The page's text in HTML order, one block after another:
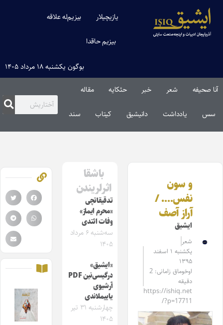
یازیچیلار بیزیم‌له علاقه
بیزیم حاقدا
بوگون یکشنبه ۱۸ مرداد ۱۴۰۵
آنا صحیفه شعر خبر حئکایه مقاله‌
سس یادداشت دانیشیق کیتاب سند
و سون
نفس…. /
آراز آصف
ایشیق
شعر
یکشنبه ۱ اسفند
۱۳۹۵
اوخوماق زامانی: 2
دقیقه
https://ishiq.net
/?p=17711
باشقا
اثرلریندن
تدقیقاتچی
«محرم ایماز»
وفات ائتدی
سه‌شنبه ۶ مرداد
۱۴۰۵
«ایشیق»
درگیسی‌نین PDF
آرشیوی
یاییملاندی
چهارشنبه ۳۱ تیر
۱۴۰۵